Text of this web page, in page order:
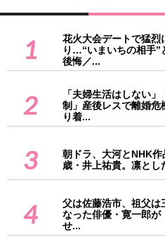
1
花火大会デートで猛烈
り…“いまいちの相手”
後悔／...
2
「夫婦生活はしない
制」産後レスで離婚危
り着...
3
朝ドラ、大河とNHK
歳・井上祐貴。凛とし
4
父は佐藤浩市、祖父は
なった俳優・寛一郎が
せ...